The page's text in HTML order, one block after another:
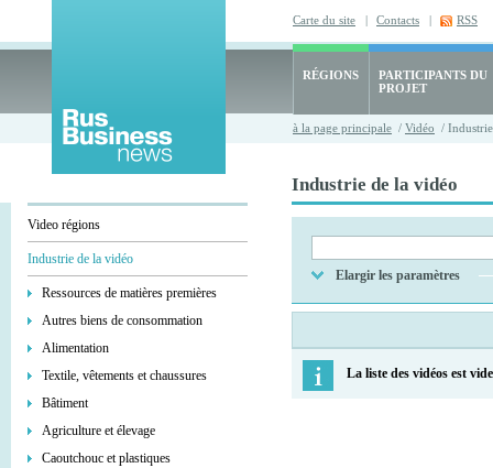
Carte du site | Contacts | RSS
RÉGIONS
PARTICIPANTS DU
PROJET
à la page principale / Vidéo /
Video régions
Industrie de la vidéo
Ressources de matières premières
Autres biens de consommation
Alimentation
Textile, vêtements et chaussures
Bâtiment
Agriculture et élevage
Caoutchouc et plastiques
Industrie de la vidéo
Elargir les paramètres
La liste des vidéos est vide